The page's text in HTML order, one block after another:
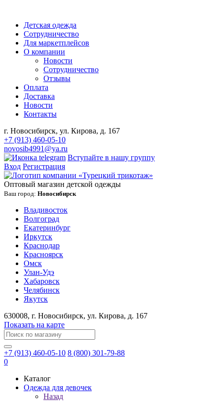
Детская одежда
Сотрудничество
Для маркетплейсов
О компании
Новости
Сотрудничество
Отзывы
Оплата
Доставка
Новости
Контакты
г. Новосибирск, ул. Кирова, д. 167
+7 (913) 460-05-10
novosib4991@ya.ru
Вступайте в нашу группу
Вход Регистрация
Оптовый магазин детской одежды
Ваш город: Новосибирск
Владивосток
Волгоград
Екатеринбург
Иркутск
Краснодар
Красноярск
Омск
Улан-Удэ
Хабаровск
Челябинск
Якутск
630008, г. Новосибирск, ул. Кирова, д. 167
Показать на карте
+7 (913) 460-05-10 8 (800) 301-79-88
0
Каталог
Одежда для девочек
Назад